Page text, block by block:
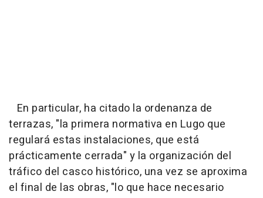
En particular, ha citado la ordenanza de
terrazas, "la primera normativa en Lugo que
regulará estas instalaciones, que está
prácticamente cerrada" y la organización del
tráfico del casco histórico, una vez se aproxima
el final de las obras, "lo que hace necesario